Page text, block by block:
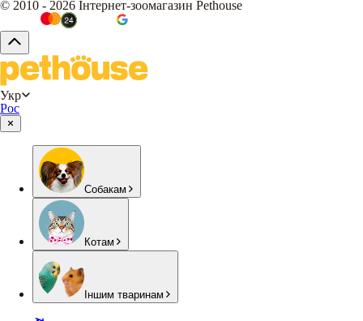
© 2010 - 2026 Інтернет-зоомагазин Pethouse
Укр
Рос
Собакам
Котам
Іншим тваринам